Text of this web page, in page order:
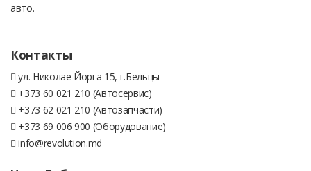
авто.
Контакты
ул. Николае Йорга 15, г.Бельцы
+373 60 021 210 (Автосервис)
+373 62 021 210 (Автозапчасти)
+373 69 006 900 (Оборудование)
info@revolution.md